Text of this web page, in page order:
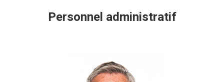
Personnel administratif